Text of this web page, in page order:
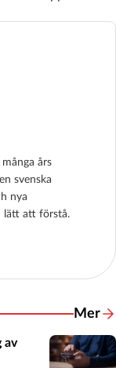
års
svenska
nya
lätt att förstå.
Mer
av